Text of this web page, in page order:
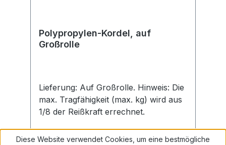
Polypropylen-Kordel, auf
Großrolle
Lieferung: Auf Großrolle. Hinweis: Die
max. Tragfähigkeit (max. kg) wird aus
1/8 der Reißkraft errechnet.
Diese Website verwendet Cookies, um eine bestmögliche